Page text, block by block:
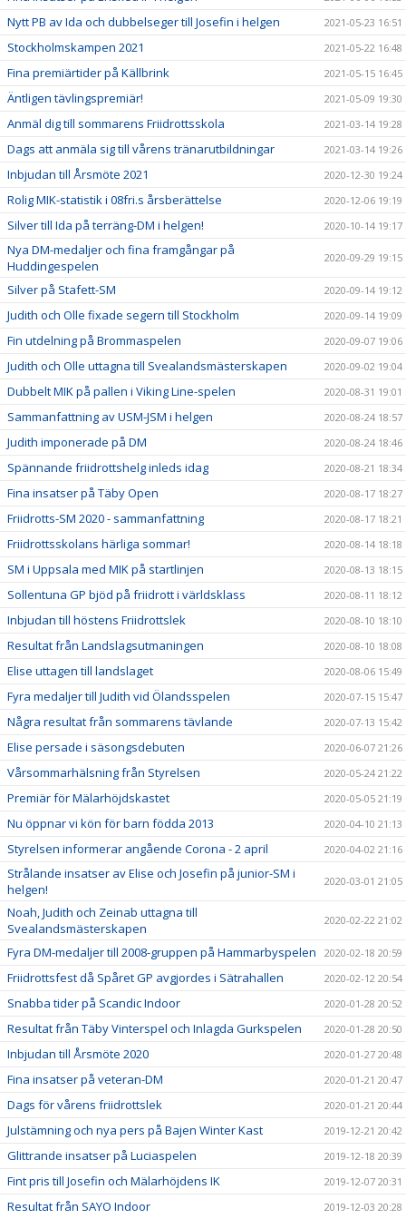
Nytt PB av Ida och dubbelseger till Josefin i helgen 2021-05-23 16:51
Stockholmskampen 2021 2021-05-22 16:48
Fina premiärtider på Källbrink 2021-05-15 16:45
Äntligen tävlingspremiär! 2021-05-09 19:30
Anmäl dig till sommarens Friidrottsskola 2021-03-14 19:28
Dags att anmäla sig till vårens tränarutbildningar 2021-03-14 19:26
Inbjudan till Årsmöte 2021 2020-12-30 19:24
Rolig MIK-statistik i 08fri.s årsberättelse 2020-12-06 19:19
Silver till Ida på terräng-DM i helgen! 2020-10-14 19:17
Nya DM-medaljer och fina framgångar på
Huddingespelen
2020-09-29 19:15
Silver på Stafett-SM 2020-09-14 19:12
Judith och Olle fixade segern till Stockholm 2020-09-14 19:09
Fin utdelning på Brommaspelen 2020-09-07 19:06
Judith och Olle uttagna till Svealandsmästerskapen 2020-09-02 19:04
Dubbelt MIK på pallen i Viking Line-spelen 2020-08-31 19:01
Sammanfattning av USM-JSM i helgen 2020-08-24 18:57
Judith imponerade på DM 2020-08-24 18:46
Spännande friidrottshelg inleds idag 2020-08-21 18:34
Fina insatser på Täby Open 2020-08-17 18:27
Friidrotts-SM 2020 - sammanfattning 2020-08-17 18:21
Friidrottsskolans härliga sommar! 2020-08-14 18:18
SM i Uppsala med MIK på startlinjen 2020-08-13 18:15
Sollentuna GP bjöd på friidrott i världsklass 2020-08-11 18:12
Inbjudan till höstens Friidrottslek 2020-08-10 18:10
Resultat från Landslagsutmaningen 2020-08-10 18:08
Elise uttagen till landslaget 2020-08-06 15:49
Fyra medaljer till Judith vid Ölandsspelen 2020-07-15 15:47
Några resultat från sommarens tävlande 2020-07-13 15:42
Elise persade i säsongsdebuten 2020-06-07 21:26
Vårsommarhälsning från Styrelsen 2020-05-24 21:22
Premiär för Mälarhöjdskastet 2020-05-05 21:19
Nu öppnar vi kön för barn födda 2013 2020-04-10 21:13
Styrelsen informerar angående Corona - 2 april 2020-04-02 21:16
Strålande insatser av Elise och Josefin på junior-SM i
helgen!
2020-03-01 21:05
Noah, Judith och Zeinab uttagna till
Svealandsmästerskapen
2020-02-22 21:02
Fyra DM-medaljer till 2008-gruppen på Hammarbyspelen 2020-02-18 20:59
Friidrottsfest då Spåret GP avgjordes i Sätrahallen 2020-02-12 20:54
Snabba tider på Scandic Indoor 2020-01-28 20:52
Resultat från Täby Vinterspel och Inlagda Gurkspelen 2020-01-28 20:50
Inbjudan till Årsmöte 2020 2020-01-27 20:48
Fina insatser på veteran-DM 2020-01-21 20:47
Dags för vårens friidrottslek 2020-01-21 20:44
Julstämning och nya pers på Bajen Winter Kast 2019-12-21 20:42
Glittrande insatser på Luciaspelen 2019-12-18 20:39
Fint pris till Josefin och Mälarhöjdens IK 2019-12-07 20:31
Resultat från SAYO Indoor 2019-12-03 20:28